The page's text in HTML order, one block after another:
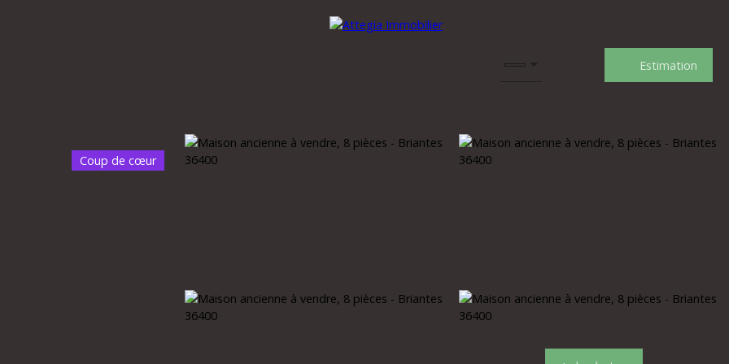
Estimation
Coup de cœur